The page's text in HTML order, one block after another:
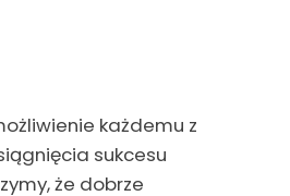
każdemu z
sukcesu
że dobrze